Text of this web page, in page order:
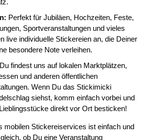
Perfekt für Jubiläen, Hochzeiten, Feste,
Sportveranstaltungen und vieles
live individuelle Stickereien an, die Deiner
besondere Note verleihen.
Du findest uns auf lokalen Marktplätzen,
und anderen öffentlichen
Wenn Du das Stickimicki
siehst, komm einfach vorbei und
direkt vor Ort besticken!
mobilen Stickereiservices ist einfach und
ob Du eine Veranstaltung